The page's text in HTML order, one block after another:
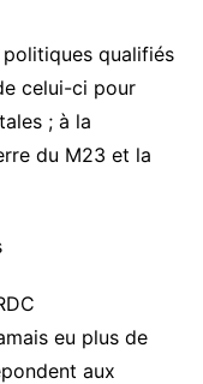
qualifiés
celui-ci pour
; à la
du M23 et la
eu plus de
aux